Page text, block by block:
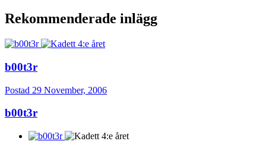
Rekommenderade inlägg
b00t3r
Postad 29 November, 2006
b00t3r